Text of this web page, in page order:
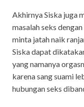
Akhirnya Siska juga
masalah seks
minta jatah naik
Siska dapat
yang namanya
karena sang suami
hubungan seks